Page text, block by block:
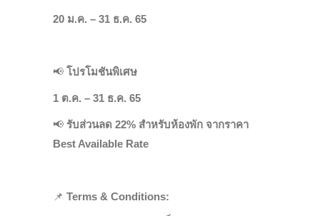
20 ม.ค. – 31 ธ.ค. 65
📢 โปรโมชันพิเศษ
1 ต.ค. – 31 ธ.ค. 65
📢 รับส่วนลด 22% สำหรับห้องพัก จากราคา
Best Available Rate
📌 Terms & Conditions: